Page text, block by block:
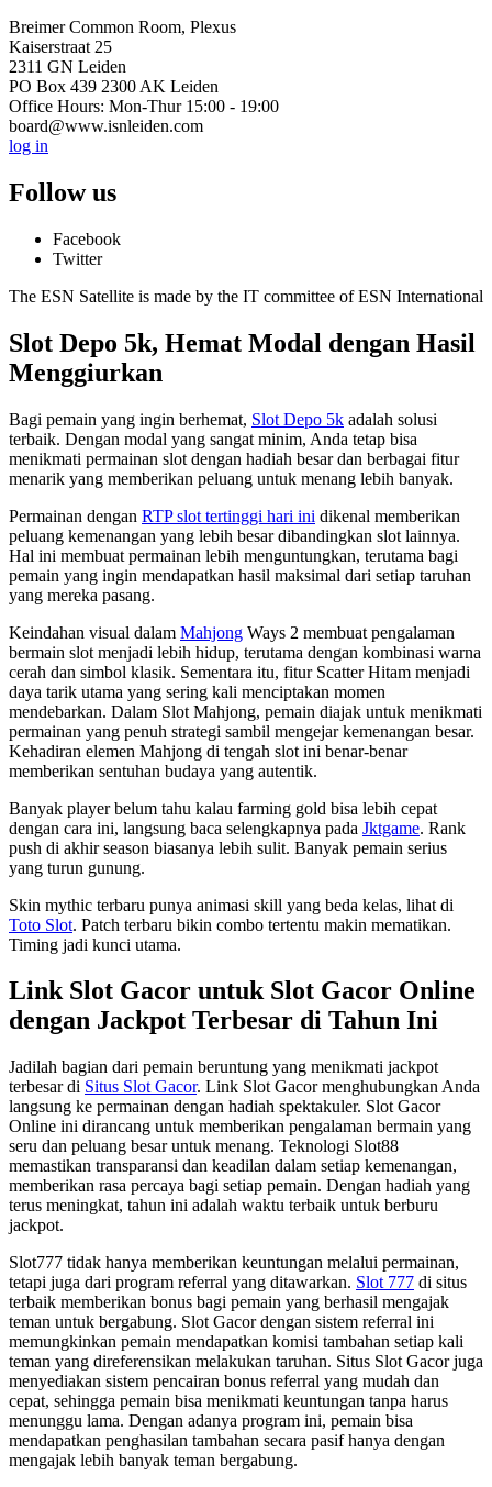
Breimer Common Room, Plexus
Kaiserstraat 25
2311 GN Leiden
PO Box 439 2300 AK Leiden
Office Hours: Mon-Thur 15:00 - 19:00
board@www.isnleiden.com
log in
Follow us
Facebook
Twitter
The ESN Satellite is made by the IT committee of ESN International
Slot Depo 5k, Hemat Modal dengan Hasil
Menggiurkan
Bagi pemain yang ingin berhemat, Slot Depo 5k adalah solusi
terbaik. Dengan modal yang sangat minim, Anda tetap bisa
menikmati permainan slot dengan hadiah besar dan berbagai fitur
menarik yang memberikan peluang untuk menang lebih banyak.
Permainan dengan RTP slot tertinggi hari ini dikenal memberikan
peluang kemenangan yang lebih besar dibandingkan slot lainnya.
Hal ini membuat permainan lebih menguntungkan, terutama bagi
pemain yang ingin mendapatkan hasil maksimal dari setiap taruhan
yang mereka pasang.
Keindahan visual dalam Mahjong Ways 2 membuat pengalaman
bermain slot menjadi lebih hidup, terutama dengan kombinasi warna
cerah dan simbol klasik. Sementara itu, fitur Scatter Hitam menjadi
daya tarik utama yang sering kali menciptakan momen
mendebarkan. Dalam Slot Mahjong, pemain diajak untuk menikmati
permainan yang penuh strategi sambil mengejar kemenangan besar.
Kehadiran elemen Mahjong di tengah slot ini benar-benar
memberikan sentuhan budaya yang autentik.
Banyak player belum tahu kalau farming gold bisa lebih cepat
dengan cara ini, langsung baca selengkapnya pada Jktgame. Rank
push di akhir season biasanya lebih sulit. Banyak pemain serius
yang turun gunung.
Skin mythic terbaru punya animasi skill yang beda kelas, lihat di
Toto Slot. Patch terbaru bikin combo tertentu makin mematikan.
Timing jadi kunci utama.
Link Slot Gacor untuk Slot Gacor Online
dengan Jackpot Terbesar di Tahun Ini
Jadilah bagian dari pemain beruntung yang menikmati jackpot
terbesar di Situs Slot Gacor. Link Slot Gacor menghubungkan Anda
langsung ke permainan dengan hadiah spektakuler. Slot Gacor
Online ini dirancang untuk memberikan pengalaman bermain yang
seru dan peluang besar untuk menang. Teknologi Slot88
memastikan transparansi dan keadilan dalam setiap kemenangan,
memberikan rasa percaya bagi setiap pemain. Dengan hadiah yang
terus meningkat, tahun ini adalah waktu terbaik untuk berburu
jackpot.
Slot777 tidak hanya memberikan keuntungan melalui permainan,
tetapi juga dari program referral yang ditawarkan. Slot 777 di situs
terbaik memberikan bonus bagi pemain yang berhasil mengajak
teman untuk bergabung. Slot Gacor dengan sistem referral ini
memungkinkan pemain mendapatkan komisi tambahan setiap kali
teman yang direferensikan melakukan taruhan. Situs Slot Gacor juga
menyediakan sistem pencairan bonus referral yang mudah dan
cepat, sehingga pemain bisa menikmati keuntungan tanpa harus
menunggu lama. Dengan adanya program ini, pemain bisa
mendapatkan penghasilan tambahan secara pasif hanya dengan
mengajak lebih banyak teman bergabung.